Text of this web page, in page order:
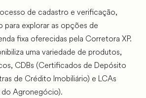
de cadastro e verificação,
explorar as opções de
fixa oferecidas pela Corretora XP.
uma variedade de produtos,
CDBs (Certificados de Depósito
de Crédito Imobiliário) e LCAs
Agronegócio).